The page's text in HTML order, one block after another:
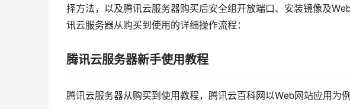
择方法，以及腾讯云服务器购买后安全组开放端口、安装镜像及
讯云服务器从购买到使用的详细操作流程：
腾讯云服务器新手使用教程
腾讯云服务器从购买到使用教程，腾讯云百科网以Web网站应用为